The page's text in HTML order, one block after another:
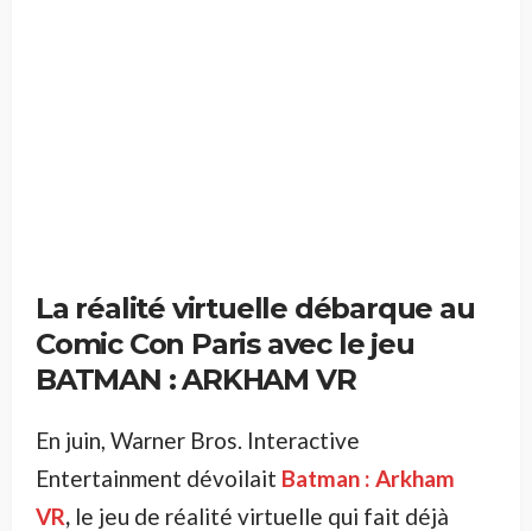
La réalité virtuelle débarque au
Comic Con Paris avec le jeu
BATMAN : ARKHAM VR
En juin, Warner Bros. Interactive
Entertainment dévoilait Batman : Arkham
VR, le jeu de réalité virtuelle qui fait déjà